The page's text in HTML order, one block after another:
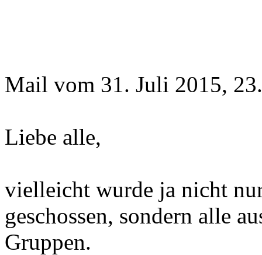
Mail vom 31. Juli 2015,
Liebe alle,
vielleicht wurde ja nicht
geschossen, sondern alle
Gruppen.